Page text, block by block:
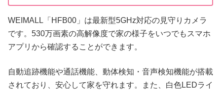
WEIMALL「HFB00」は最新型5GHz対応の見守りカメラ
です。530万画素の高解像度で家の様子をいつでもスマホ
アプリから確認することができます。
自動追跡機能や通話機能、動体検知・音声検知機能が搭載
されており、安心して家を守れます。また、白色LEDライ